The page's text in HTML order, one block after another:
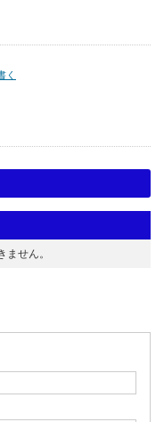
く
ません。